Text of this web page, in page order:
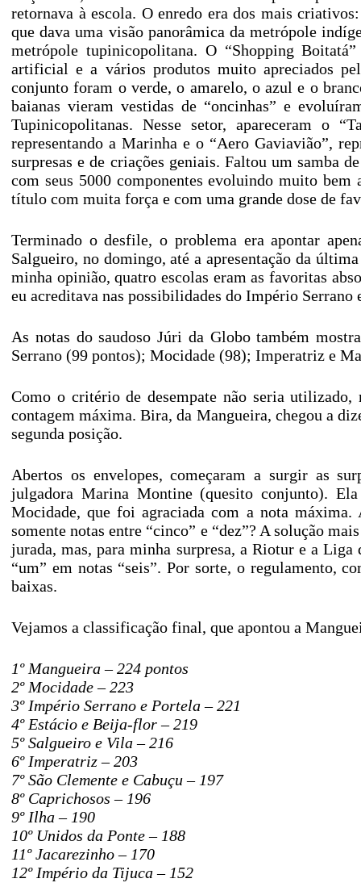
retornava à escola. O enredo era dos mais
que dava uma visão panorâmica da metrópole
metrópole tupinicopolitana. O “Shopping
artificial e a vários produtos muito apreciados
conjunto foram o verde, o amarelo, o azul e o
baianas vieram vestidas de “oncinhas” e
Tupinicopolitanas. Nesse setor, apareceram o
representando a Marinha e o “Aero Gaviavião”,
surpresas e de criações geniais. Faltou um samba
com seus 5000 componentes evoluindo muito
título com muita força e com uma grande dose de
Terminado o desfile, o problema era apontar
Salgueiro, no domingo, até a apresentação da
minha opinião, quatro escolas eram as favoritas
eu acreditava nas possibilidades do Império
As notas do saudoso Júri da Globo também
Serrano (99 pontos); Mocidade (98); Imperatriz e
Como o critério de desempate não seria utilizado,
contagem máxima. Bira, da Mangueira, chegou a
segunda posição.
Abertos os envelopes, começaram a surgir as
julgadora Marina Montine (quesito conjunto).
Mocidade, que foi agraciada com a nota
somente notas entre “cinco” e “dez”? A solução
jurada, mas, para minha surpresa, a Riotur e a
“um” em notas “seis”. Por sorte, o regulamento,
baixas.
Vejamos a classificação final, que apontou a
1º Mangueira – 224 pontos
2º Mocidade – 223
3º Império Serrano e Portela – 221
4º Estácio e Beija-flor – 219
5º Salgueiro e Vila – 216
6º Imperatriz – 203
7º São Clemente e Cabuçu – 197
8º Caprichosos – 196
9º Ilha – 190
10º Unidos da Ponte – 188
11º Jacarezinho – 170
12º Império da Tijuca – 152